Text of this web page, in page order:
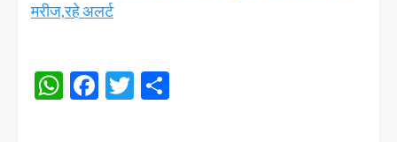
मरीज,रहे अलर्ट
WhatsApp
Facebook
Twitter